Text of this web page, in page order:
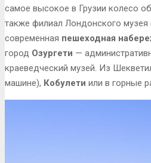
самое высокое в Грузии колесо
также филиал Лондонского
современная пешеходная
город Озургети —
краеведческий музей. Из
машине), Кобулети или в горные